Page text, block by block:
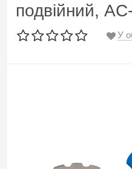
подвійний,
У